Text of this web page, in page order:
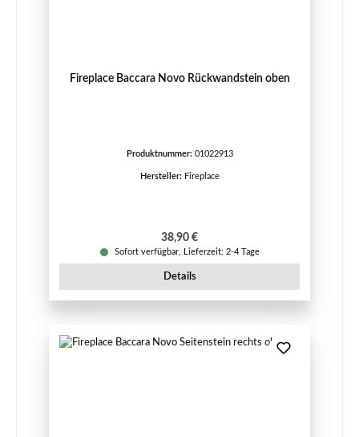
Fireplace Baccara Novo Rückwandstein oben
Produktnummer: 01022913
Hersteller: Fireplace
Regulärer Preis:
38,90 €
Sofort verfügbar, Lieferzeit: 2-4 Tage
Details